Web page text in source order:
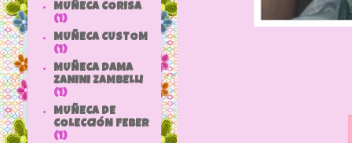
MUÑECA CORISA
(1)
MUÑECA CUSTOM
(1)
MUÑECA DAMA
ZANINI ZAMBELLI
(1)
MUÑECA DE
COLECCIÓN FEBER
(1)